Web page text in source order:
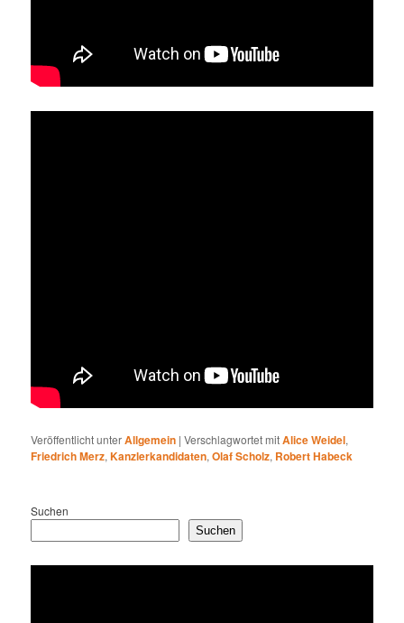
Veröffentlicht unterAllgemein |Verschlagwortet mitAlice Weidel,
Friedrich Merz,Kanzlerkandidaten,Olaf Scholz, Robert Habeck
Suchen
Suchen